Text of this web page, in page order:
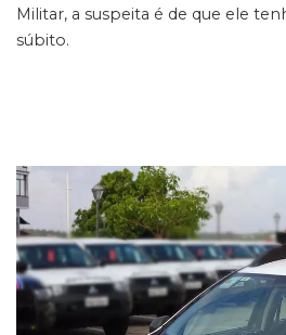
Militar, a suspeita é de que ele
súbito.